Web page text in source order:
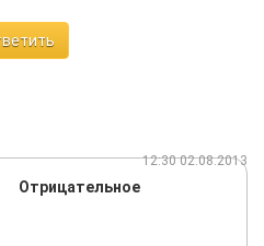
из бочки'. Залил, вкрутил
Даже щуп не вытащил. Типа
даже не промазав его.
в 14:20. Выехал в 14:35.
т. к. сразу поехал к нормальным
И заодно проверил все
после обкатки. Больше ни12:30 02.08.2013
Отрицательное